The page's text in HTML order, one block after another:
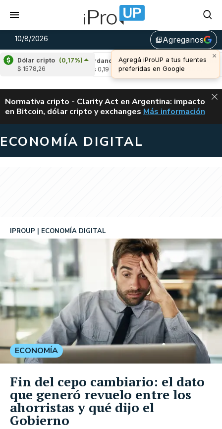
10/8/2026 library_addAgreganos
×
Agregá iProUP a tus fuentes
preferidas en Google
Dólar cripto (0,17%)
$ 1578,26
2,12%) Cardano
(-2,46%)
u$s 0,19
Avalanche
u$s 6,49
ALERTA
Normativa cripto - Clarity Act en Argentina: impacto
en Bitcoin, dólar cripto y exchanges CLARITY ACT EN
Más información
ECONOMÍA DIGITAL
IPROUP ECONOMÍA DIGITAL
ECONOMÍA
Fin del cepo cambiario: el dato
que generó revuelo entre los
ahorristas y qué dijo el
Gobierno